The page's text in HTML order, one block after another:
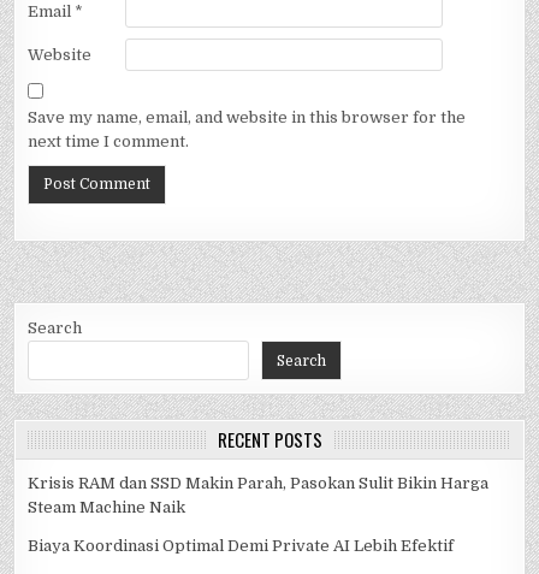
Email *
Website
Save my name, email, and website in this browser for the
next time I comment.
Search
Search
RECENT POSTS
Krisis RAM dan SSD Makin Parah, Pasokan Sulit Bikin Harga
Steam Machine Naik
Biaya Koordinasi Optimal Demi Private AI Lebih Efektif